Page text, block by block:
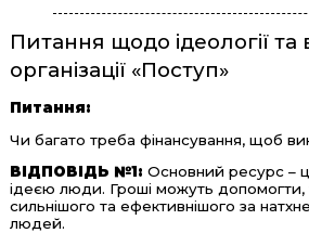
Питання щодо ідеології та
організації «Поступ»
Питання:
Чи багато треба фінансування, щоб
ВІДПОВІДЬ №1: Основний ресурс –
ідеєю люди. Гроші можуть допомогти,
сильнішого та ефективнішого за
людей.